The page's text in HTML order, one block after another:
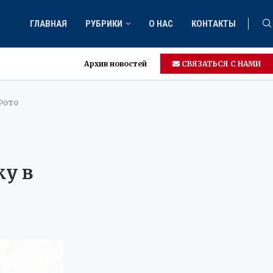
ГЛАВНАЯ РУБРИКИ О НАС КОНТАКТЫ
Архив новостей СВЯЗАТЬСЯ С НАМИ
в